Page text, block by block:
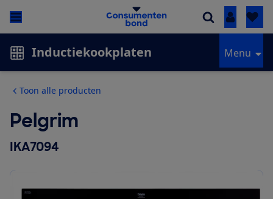
Inloggen
Inductiekookplaten Menu
Toon alle producten
Pelgrim
IKA7094